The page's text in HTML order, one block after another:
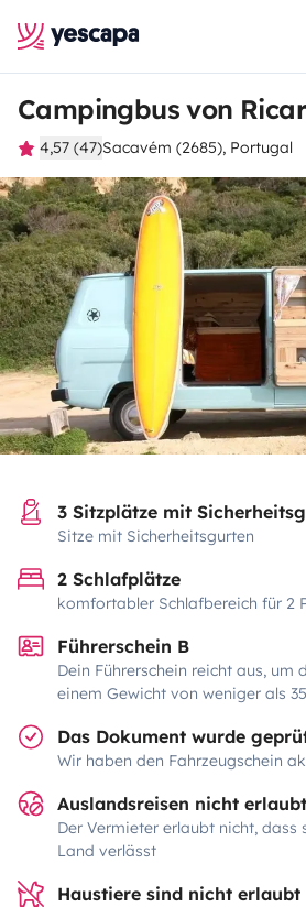
Campingbus von
4,57 (47)Sacavém (2685), Portugal
3 Sitzplätze mit
Sitze mit Sicherheitsgurten
2 Schlafplätze
komfortabler Schlafbereich für 2
Führerschein B
Dein Führerschein reicht aus, um
einem Gewicht von weniger als
Das Dokument wurde
Wir haben den Fahrzeugschein
Auslandsreisen nicht erlaubt
Der Vermieter erlaubt nicht, dass
Land verlässt
Haustiere sind nicht erlaubt